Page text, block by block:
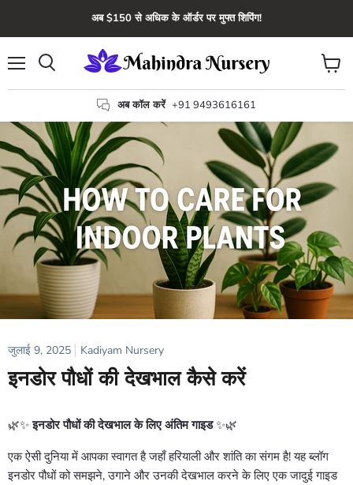
अब $150 से अधिक के ऑर्डर पर मुफ्त शिपिंग!
अब कॉल करें +91 9493616161
कार्ट
देंखे
जुलाई 9, 2025 Kadiyam Nursery
इनडोर पौधों की देखभाल कैसे करें
🌿✨ इनडोर पौधों की देखभाल के लिए अंतिम गाइड ✨🌿
एक ऐसी दुनिया में आपका स्वागत है जहाँ हरियाली और शांति का संगम है! यह ब्लॉग
इनडोर पौधों को समझने, उगाने और उनकी देखभाल करने के लिए एक जादुई गाइड